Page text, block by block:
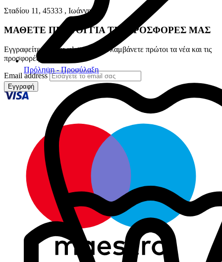
Πρόληψη - Προφύλαξη
Σταδίου 11, 45333 , Ιωάννινα.
ΜΑΘΕΤΕ ΠΡΩΤΟΙ ΓΙΑ ΤΙΣ ΠΡΟΣΦΟΡΕΣ ΜΑΣ
Εγγραφείτε στο newsletter για να λαμβάνετε πρώτοι τα νέα και τις
προσφορές μας
Email address
Εγγραφή